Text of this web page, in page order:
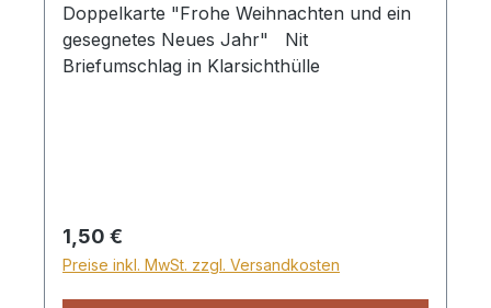
Doppelkarte "Frohe Weihnachten und ein
gesegnetes Neues Jahr" Nit
Briefumschlag in Klarsichthülle
Regulärer Preis:
1,50 €
Preise inkl. MwSt. zzgl. Versandkosten